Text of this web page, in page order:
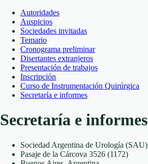
Autoridades
Auspicios
Sociedades invitadas
Temario
Cronograma preliminar
Disertantes extranjeros
Presentación de trabajos
Inscripción
Curso de Instrumentación Quirúrgica
Secretaría e informes
Secretaría e informes
Sociedad Argentina de Urología (SAU)
Pasaje de la Cárcova 3526 (1172)